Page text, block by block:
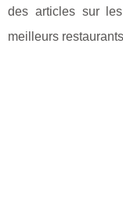
des articles sur
meilleurs